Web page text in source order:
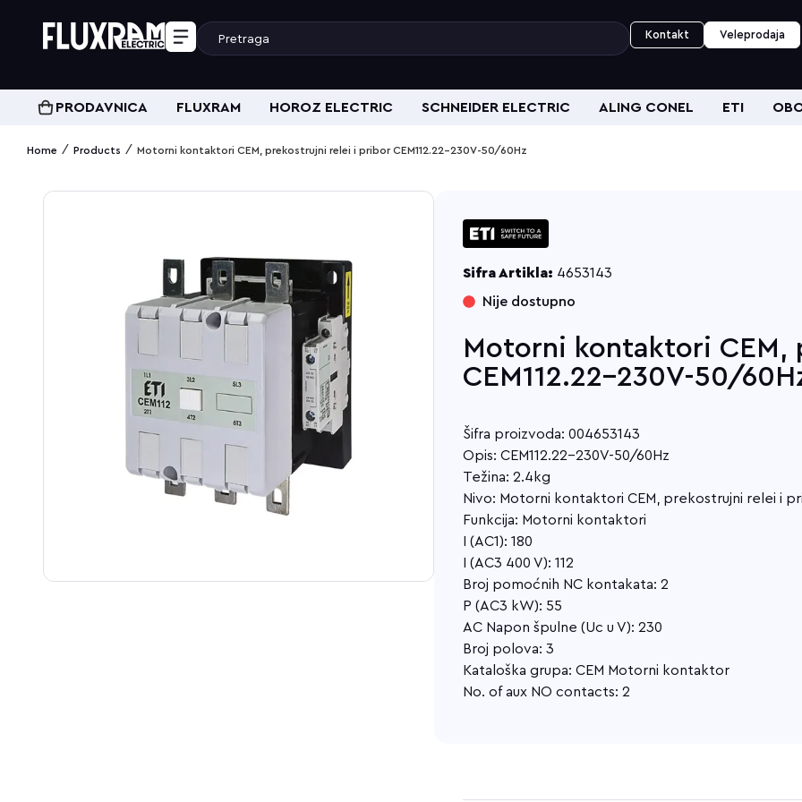
Kontakt Veleprodaja
PRODAVNICA FLUXRAM HOROZ ELECTRIC SCHNEIDER ELECTRIC ALING CONEL ETI
Home / Products / Motorni kontaktori CEM, prekostrujni relei i pribor CEM112.22-230V-50/60Hz
Sifra Artikla: 4653143
Nije dostupno
Motorni kontaktori
CEM112.22-230V-50/
Šifra proizvoda: 004653143
Opis: CEM112.22-230V-50/60Hz
Težina: 2.4kg
Nivo: Motorni kontaktori CEM, prekostrujni relei i
Funkcija: Motorni kontaktori
I (AC1): 180
I (AC3 400 V): 112
Broj pomoćnih NC kontakata: 2
P (AC3 kW): 55
AC Napon špulne (Uc u V): 230
Broj polova: 3
Kataloška grupa: CEM Motorni kontaktor
No. of aux NO contacts: 2